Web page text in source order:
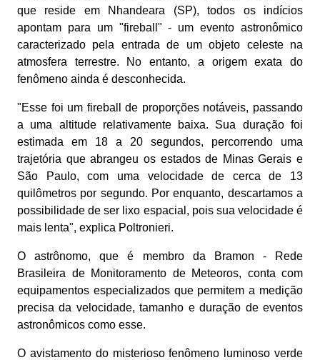
que reside em Nhandeara (SP), todos os indícios
apontam para um "fireball" - um evento astronômico
caracterizado pela entrada de um objeto celeste na
atmosfera terrestre. No entanto, a origem exata do
fenômeno ainda é desconhecida.
"Esse foi um fireball de proporções notáveis, passando
a uma altitude relativamente baixa. Sua duração foi
estimada em 18 a 20 segundos, percorrendo uma
trajetória que abrangeu os estados de Minas Gerais e
São Paulo, com uma velocidade de cerca de 13
quilômetros por segundo. Por enquanto, descartamos a
possibilidade de ser lixo espacial, pois sua velocidade é
mais lenta", explica Poltronieri.
O astrônomo, que é membro da Bramon - Rede
Brasileira de Monitoramento de Meteoros, conta com
equipamentos especializados que permitem a medição
precisa da velocidade, tamanho e duração de eventos
astronômicos como esse.
O avistamento do misterioso fenômeno luminoso verde